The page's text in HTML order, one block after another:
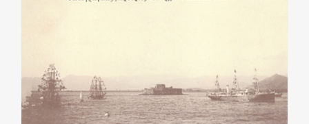
ΜΕΤΑΠΤΥΧΙΑΚΑ
ΔΙΔΑΚΤΟΡΙΚΑ